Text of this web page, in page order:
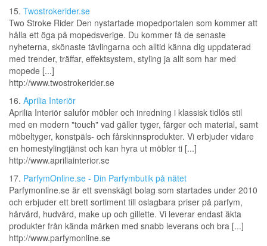
15. Twostrokerider.se
Two Stroke Rider Den nystartade mopedportalen som kommer att
hålla ett öga på mopedsverige. Du kommer få de senaste
nyheterna, skönaste tävlingarna och alltid känna dig uppdaterad
med trender, träffar, effektsystem, styling ja allt som har med
mopede [...]
http://www.twostrokerider.se
16. Aprilia Interiör
Aprilia Interiör saluför möbler och inredning i klassisk tidlös stil
med en modern "touch" vad gäller tyger, färger och material, samt
möbeltyger, konstpäls- och fårskinnsprodukter. Vi erbjuder vidare
en homestylingtjänst och kan hyra ut möbler ti [...]
http://www.apriliainterior.se
17. ParfymOnline.se - Din Parfymbutik på nätet
Parfymonline.se är ett svenskägt bolag som startades under 2010
och erbjuder ett brett sortiment till oslagbara priser på parfym,
hårvård, hudvård, make up och gillette. Vi leverar endast äkta
produkter från kända märken med snabb leverans och bra [...]
http://www.parfymonline.se